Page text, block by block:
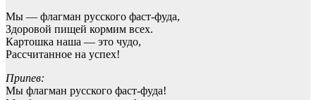
Мы — флагман русского фаст-фуда,
Здоровой пищей кормим всех.
Картошка наша — это чудо,
Рассчитанное на успех!
Припев:
Мы флагман русского фаст-фуда!